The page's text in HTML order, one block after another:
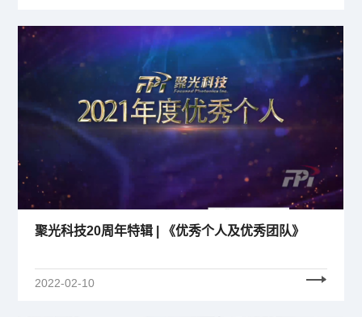
聚光科技20周年特辑 | 《优秀个人及优秀团队》
2022-02-10